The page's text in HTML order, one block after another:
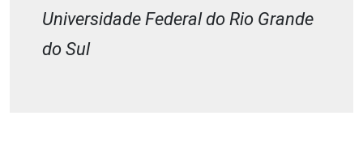
Universidade Federal do Rio Grande
do Sul